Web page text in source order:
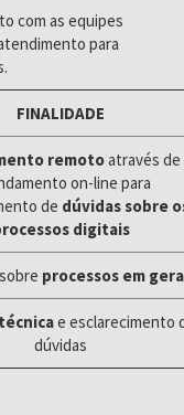
com as equipes
para
FINALIDADE
remotoatravés de
on-line para
de dúvidas sobre
digitais
processos em
e esclarecimento
dúvidas